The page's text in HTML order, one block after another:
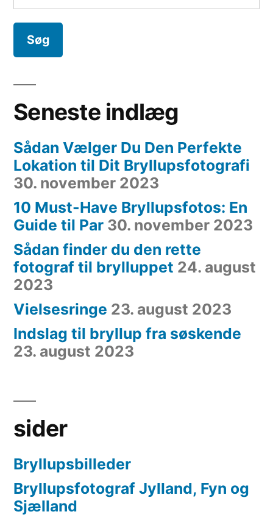
efter:
Seneste indlæg
Sådan Vælger Du Den Perfekte
Lokation til Dit Bryllupsfotografi
30. november 2023
10 Must-Have Bryllupsfotos: En
Guide til Par 30. november 2023
Sådan finder du den rette
fotograf til brylluppet 24. august
2023
Vielsesringe 23. august 2023
Indslag til bryllup fra søskende
23. august 2023
sider
Bryllupsbilleder
Bryllupsfotograf Jylland, Fyn og
Sjælland